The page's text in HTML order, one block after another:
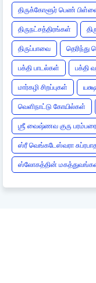
திருக்கோளூர் பெண்
திருநட்சத்திரங்கள்
திருப்பாவை
பக்தி பாடல்கள்
பக்தி
மார்கழி சிறப்புகள்
வெளிநாட்டு கோயில்கள்
ஶ்ரீ வைஷ்ணவ குரு பரம்பரை
ஸ்ரீ வெங்கடேஸ்வரா
ஸ்லோகத்தின்